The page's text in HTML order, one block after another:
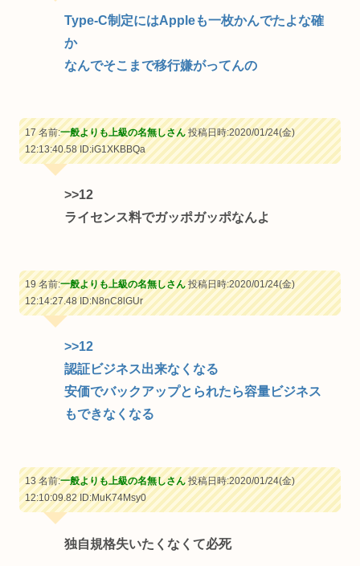
Type-C制定にはAppleも一枚かんでたよな確
か
なんでそこまで移行嫌がってんの
17 名前:一般よりも上級の名無しさん投稿日時:2020/01/24(金)
12:13:40.58ID:iG1XKBBQa
>>12
ライセンス料でガッポガッポなんよ
19 名前:一般よりも上級の名無しさん投稿日時:2020/01/24(金)
12:14:27.48ID:N8nC8lGUr
>>12
認証ビジネス出来なくなる
安価でバックアップとられたら容量ビジネス
もできなくなる
13 名前:一般よりも上級の名無しさん投稿日時:2020/01/24(金)
12:10:09.82ID:MuK74Msy0
独自規格失いたくなくて必死